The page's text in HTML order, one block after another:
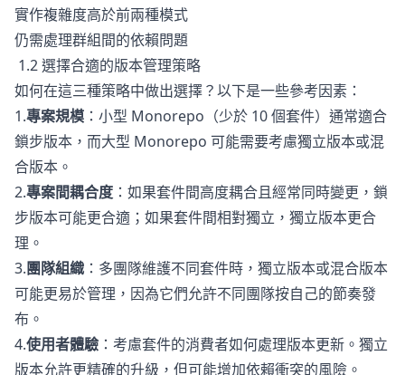
實作複雜度高於前兩種模式
仍需處理群組間的依賴問題
1.2 選擇合適的版本管理策略
如何在這三種策略中做出選擇？以下是一些參考因素：
1.專案規模 ：小型 Monorepo（少於 10 個套件）通常適合
鎖步版本，而大型 Monorepo 可能需要考慮獨立版本或混
合版本。
2.專案間耦合度 ：如果套件間高度耦合且經常同時變更，鎖
步版本可能更合適；如果套件間相對獨立，獨立版本更合
理。
3.團隊組織 ：多團隊維護不同套件時，獨立版本或混合版本
可能更易於管理，因為它們允許不同團隊按自己的節奏發
布。
4.使用者體驗 ：考慮套件的消費者如何處理版本更新。獨立
版本允許更精確的升級，但可能增加依賴衝突的風險。